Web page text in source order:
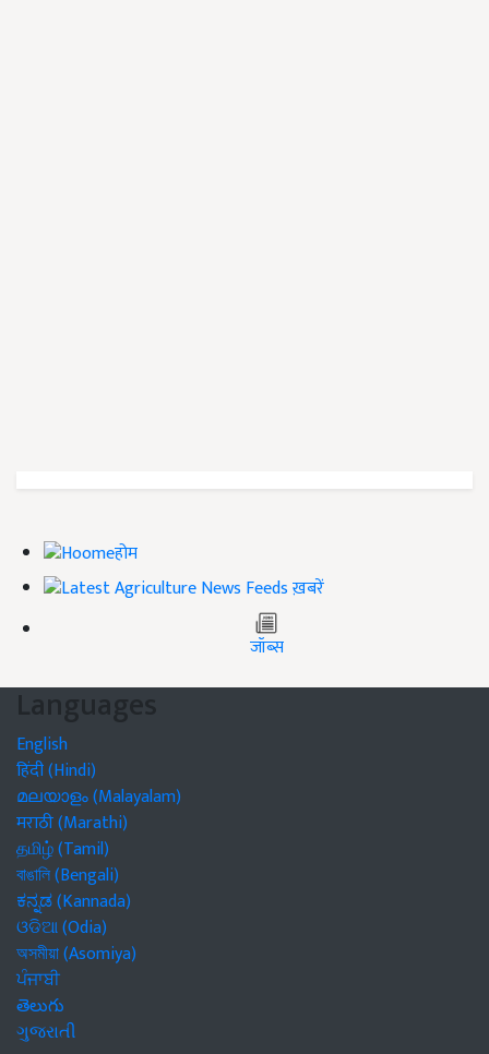
होम
ख़बरें
जॉब्स
Languages
English
हिंदी (Hindi)
മലയാളം (Malayalam)
मराठी (Marathi)
தமிழ் (Tamil)
বাঙালি (Bengali)
ಕನ್ನಡ (Kannada)
ଓଡିଆ (Odia)
অসমীয়া (Asomiya)
ਪੰਜਾਬੀ
తెలుగు
ગુજરાતી